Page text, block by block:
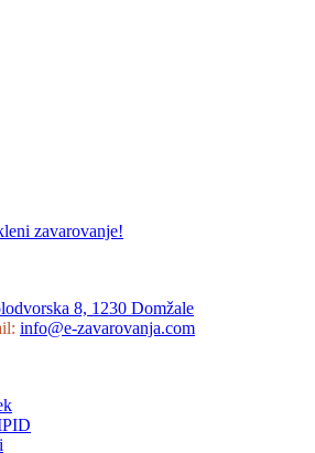
zavarovanje!
8, 1230 Domžale
info@e-zavarovanja.com